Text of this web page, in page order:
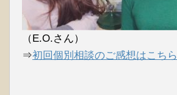
（E.O.さん）
⇒初回個別相談のご感想はこちら